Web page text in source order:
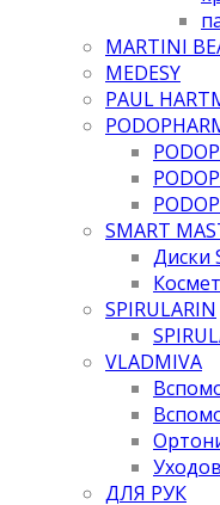
MARTINI
MEDESY
PAUL
SMART
Диски
SPIRULARIN
VLADMIVA
ДЛЯ РУК